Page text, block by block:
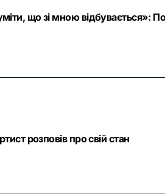
що зі мною відбувається»:
розповів про свій стан